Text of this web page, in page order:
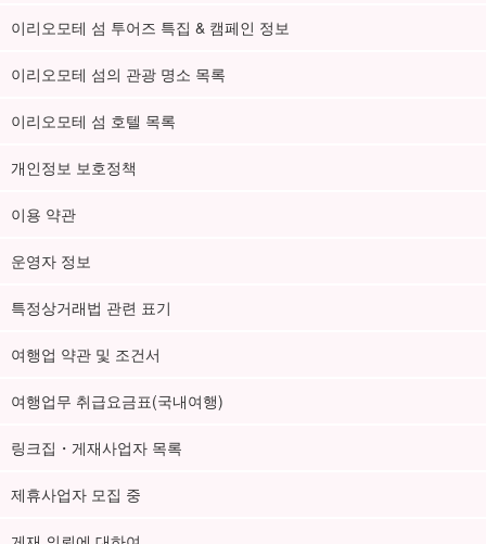
오후 투어: 출발 11:00 / 도착 17:05
당사 부담입니다.
이시가키항 낙도 터미널에서 페리를 타는 방법,
이리오모테 섬 투어즈 특집 & 캠페인 정보
이리오모테 섬의 관광 명소 목록
이리오모테 섬 호텔 목록
개인정보 보호정책
이용 약관
운영자 정보
특정상거래법 관련 표기
여행업 약관 및 조건서
여행업무 취급요금표(국내여행)
링크집・게재사업자 목록
제휴사업자 모집 중